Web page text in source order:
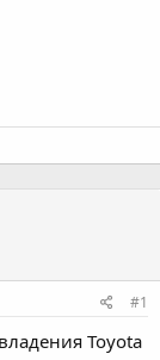
#1
Toyota